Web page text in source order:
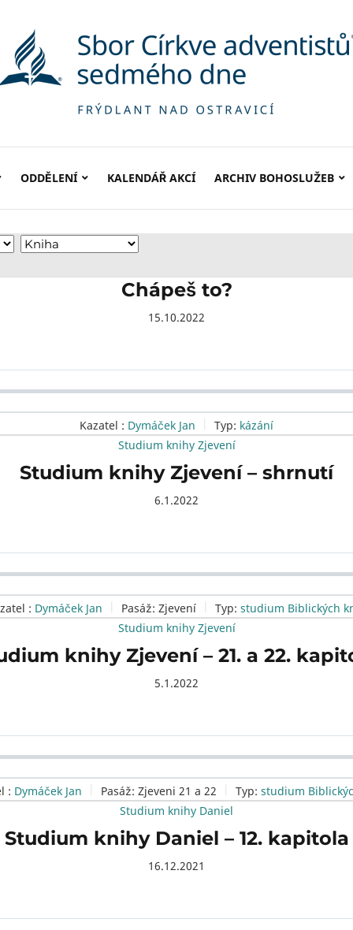
ODDĚLENÍ KALENDÁŘ AKCÍ ARCHIV BOHOSLUŽEB
Chápeš to?
15.10.2022
Kazatel : Dymáček Jan Typ: kázání
Studium knihy Zjevení
Studium knihy Zjevení – shrnutí
6.1.2022
: Dymáček Jan Pasáž: Zjevení Typ: studium Biblických
Studium knihy Zjevení
knihy Zjevení – 21. a 22.
5.1.2022
: Dymáček Jan Pasáž: Zjeveni 21 a 22 Typ: studium
Studium knihy Daniel
Studium knihy Daniel – 12. kapitola
16.12.2021